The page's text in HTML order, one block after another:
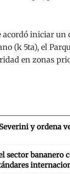
iniciar un
(k 5ta), el
en zonas
y ordena
sector bananero